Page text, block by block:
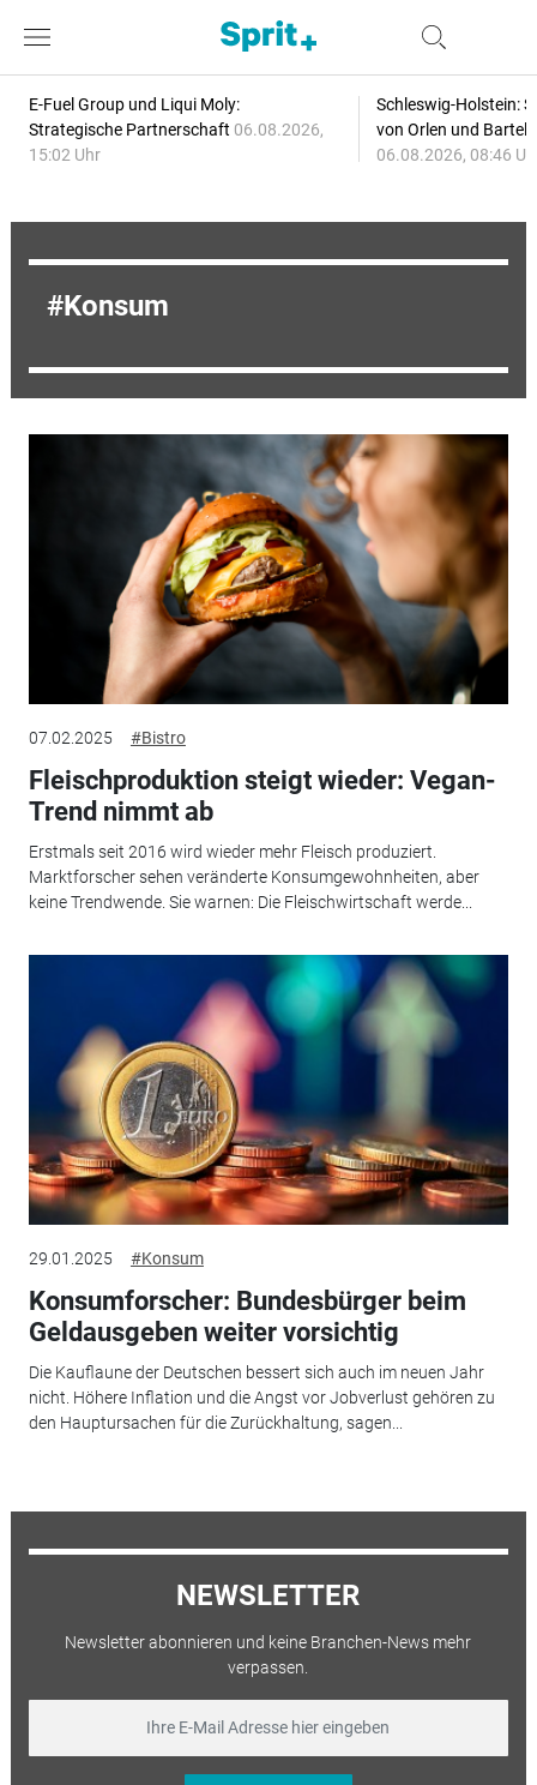
E-Fuel Group und Liqui Moly:
Strategische Partnerschaft 06.08.2026,
15:02 Uhr
Schleswig-Holstein:
von Orlen und
06.08.2026, 08:46
Konsum
07.02.2025 #Bistro
Fleischproduktion steigt wieder: Vegan-
Trend nimmt ab
Erstmals seit 2016 wird wieder mehr Fleisch produziert.
Marktforscher sehen veränderte Konsumgewohnheiten, aber
keine Trendwende. Sie warnen: Die Fleischwirtschaft werde...
29.01.2025 #Konsum
Konsumforscher: Bundesbürger beim
Geldausgeben weiter vorsichtig
Die Kauflaune der Deutschen bessert sich auch im neuen Jahr
nicht. Höhere Inflation und die Angst vor Jobverlust gehören zu
den Hauptursachen für die Zurückhaltung, sagen...
NEWSLETTER
Newsletter abonnieren und keine Branchen-News mehr
verpassen.